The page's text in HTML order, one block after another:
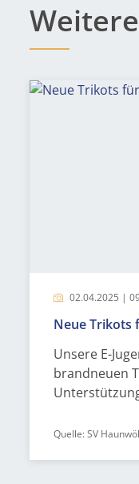
02.04.2025 |
Neue Trikots
Unsere E-
brandneuen
Quelle: SV